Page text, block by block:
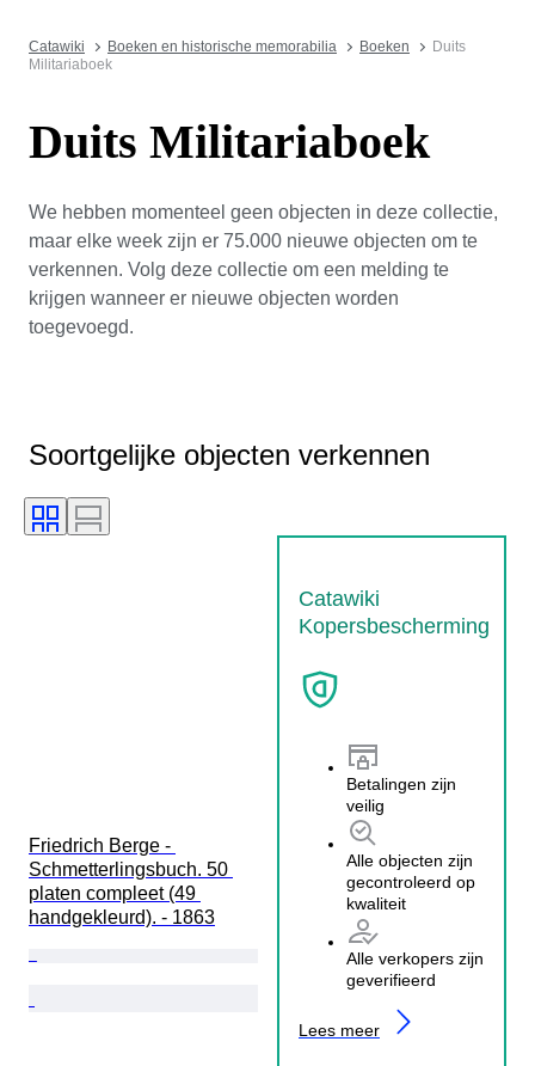
Catawiki Boeken en historische memorabilia Boeken
Duits
Militariaboek
Duits Militariaboek
We hebben momenteel geen objecten in deze collectie,
maar elke week zijn er 75.000 nieuwe objecten om te
verkennen. Volg deze collectie om een melding te
krijgen wanneer er nieuwe objecten worden
toegevoegd.
Soortgelijke objecten verkennen
Catawiki
Kopersbescherming
Betalingen zijn
veilig
Alle objecten zijn
gecontroleerd op
kwaliteit
Alle verkopers zijn
geverifieerd
Lees meer
Friedrich Berge -
Schmetterlingsbuch. 50
platen compleet (49
handgekleurd). - 1863